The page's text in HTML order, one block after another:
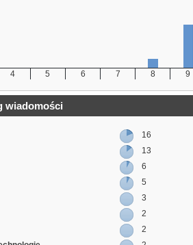
4 5 6 7 8 9
wiadomości
16
13
6
5
3
2
2